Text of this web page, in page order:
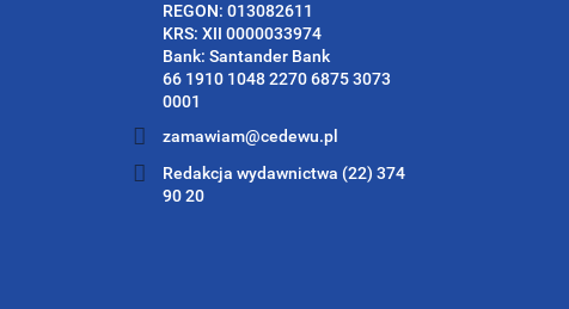
REGON: 013082611
KRS: XII 0000033974
Bank: Santander Bank
66 1910 1048 2270 6875 3073
0001
zamawiam@cedewu.pl
Redakcja wydawnictwa (22) 374
90 20